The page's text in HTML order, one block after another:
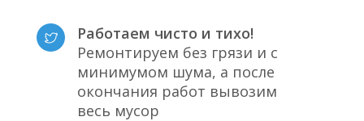
Работаем чисто и тихо!
Ремонтируем без грязи и с
минимумом шума, а после
окончания работ вывозим
весь мусор